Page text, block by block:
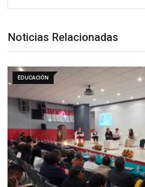
Noticias Relacionadas
EDUCACIÓN